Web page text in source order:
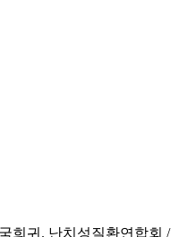
희귀. 난치성질환연합회 /